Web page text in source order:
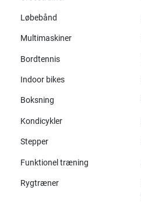
Løbebånd
Multimaskiner
Bordtennis
Indoor bikes
Boksning
Kondicykler
Stepper
Funktionel træning
Rygtræner